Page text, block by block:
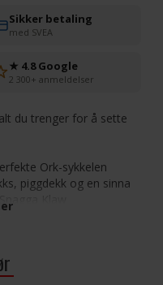
Sikker betaling
med SVEA
★ 4.8 Google
2 300+ anmeldelser
du trenger for å sette
Ork-sykkelen
piggdekk og en sinna
Klaw
som et HQ og i Speed
inkluderer en Citadel